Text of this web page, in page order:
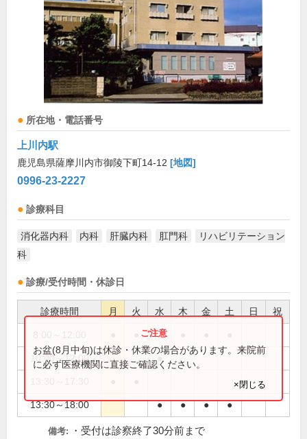
所在地・電話番号
上川内駅
鹿児島県薩摩川内市御陵下町14-12 [地図]
0996-23-2227
診療科目
消化器内科 内科 肝臓内科 肛門科
リハビリテーション
科
診療/受付時間・休診日
診療時間 月 火 水 木 金 土 日 祝
10:00～12:00 ●
13:30～18:00 ● ● ● ●
お盆(8月中旬)は休診・休業の場合があります。来院前
に必ず医療機関に直接ご確認ください。
×閉じる
備考:
・受付は診察終了30分前まで